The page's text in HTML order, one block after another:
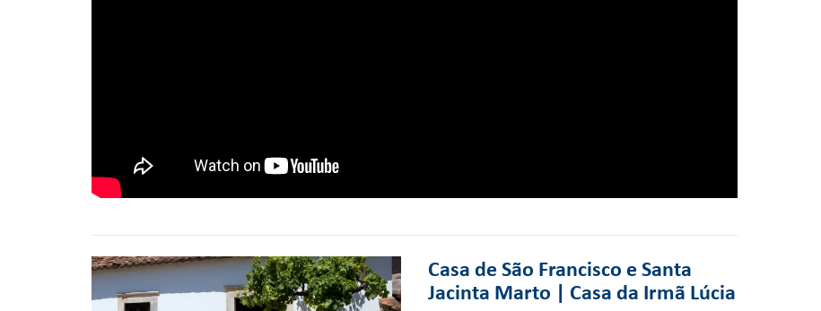
Casa de São Francisco e Santa
Jacinta Marto | Casa da Irmã Lúcia